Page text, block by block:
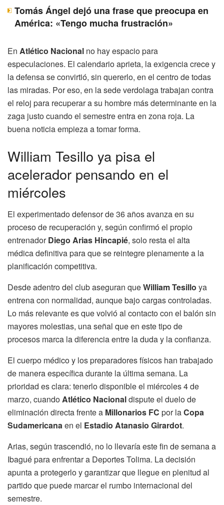
Tomás Ángel dejó una frase que preocupa en
América: «Tengo mucha frustración»
En Atlético Nacional no hay espacio para
especulaciones. El calendario aprieta, la exigencia crece y
la defensa se convirtió, sin quererlo, en el centro de todas
las miradas. Por eso, en la sede verdolaga trabajan contra
el reloj para recuperar a su hombre más determinante en la
zaga justo cuando el semestre entra en zona roja. La
buena noticia empieza a tomar forma.
William Tesillo ya pisa el
acelerador pensando en el
miércoles
El experimentado defensor de 36 años avanza en su
proceso de recuperación y, según confirmó el propio
entrenadorDiego Arias Hincapié, solo resta el alta
médica definitiva para que se reintegre plenamente a la
planificación competitiva.
Desde adentro del club aseguran queWilliam Tesillo ya
entrena con normalidad, aunque bajo cargas controladas.
Lo más relevante es que volvió al contacto con el balón sin
mayores molestias, una señal que en este tipo de
procesos marca la diferencia entre la duda y la confianza.
El cuerpo médico y los preparadores físicos han trabajado
de manera específica durante la última semana. La
prioridad es clara: tenerlo disponible el miércoles 4 de
marzo, cuandoAtlético Nacionaldispute el duelo de
eliminación directa frente a Millonarios FC por laCopa
Sudamericanaen el Estadio Atanasio Girardot.
Arias, según trascendió, no lo llevaría este fin de semana a
Ibagué para enfrentar a Deportes Tolima. La decisión
apunta a protegerlo y garantizar que llegue en plenitud al
partido que puede marcar el rumbo internacional del
semestre.